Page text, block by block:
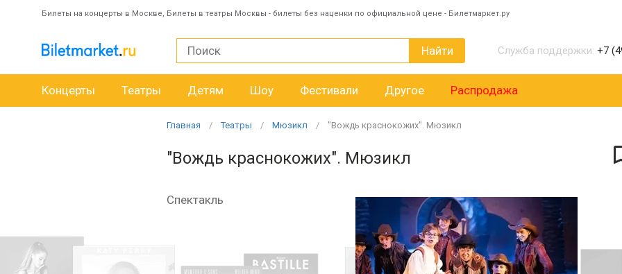
Билеты на концерты в Москве, Билеты в театры Москвы - билеты без наценки по официальной цене - Билетмаркет.ру
Найти Служба поддержки: +7
Концерты Театры Детям Шоу Фестивали Другое Распродажа
Главная Театры Мюзикл "Вождь краснокожих". Мюзикл
"Вождь краснокожих". Мюзикл
Спектакль